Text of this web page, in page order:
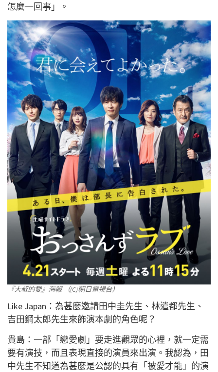
怎麼一回事」。
『大叔的愛』海報 （(C)朝日電視台）
Like Japan：為甚麼邀請田中圭先生、林遣都先生、
吉田鋼太郎先生來飾演本劇的角色呢？
貴島：一部「戀愛劇」要走進觀眾的心裡，就一定需
要有演技，而且表現直接的演員來出演。我認為，田
中先生不知道為甚麼是公認的具有「被愛才能」的演